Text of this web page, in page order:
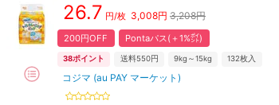
26.7 円/枚 3,008円 3,208円
200円OFF Pontaパス(＋1%㌽)
38ポイント 送料550円 9kg～15kg 132枚入
コジマ (au PAY マーケット)